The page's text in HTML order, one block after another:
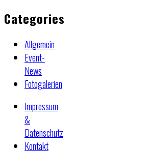
Categories
Allgemein
Event-
News
Fotogalerien
Impressum
&
Datenschutz
Kontakt